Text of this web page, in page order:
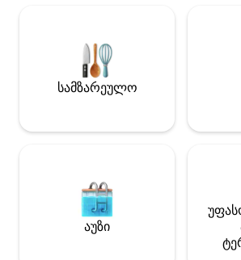
ცნობილია თავისი სათევზაო აუზებითა
და ულამაზესი სალაშქრო ბილიკებით.
სამზარეულო
აუზი